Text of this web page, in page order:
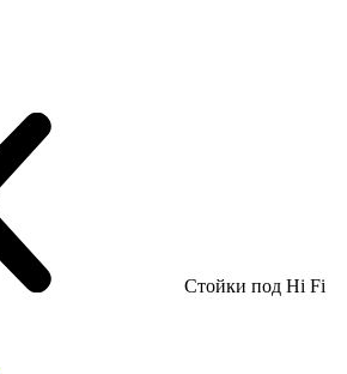
Стойки под Hi Fi